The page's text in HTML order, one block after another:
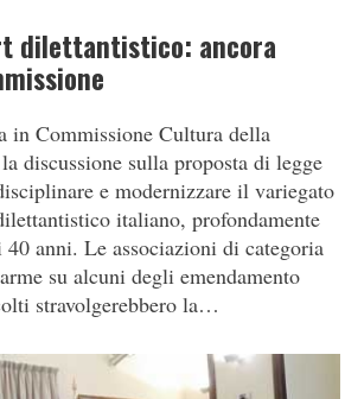
dilettantistico: ancora
in Commissione Cultura della
discussione sulla proposta di legge
e modernizzare il variegato
italiano, profondamente
anni. Le associazioni di categoria
su alcuni degli emendamento
stravolgerebbero la…